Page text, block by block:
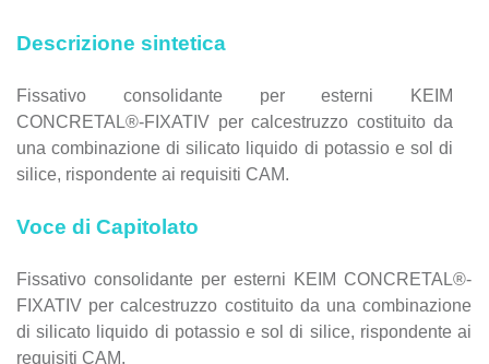
Descrizione sintetica
Fissativo consolidante per esterni KEIM
CONCRETAL®-FIXATIV per calcestruzzo costituito da
una combinazione di silicato liquido di potassio e sol di
silice, rispondente ai requisiti CAM.
Voce di Capitolato
Fissativo consolidante per esterni KEIM CONCRETAL®-
FIXATIV per calcestruzzo costituito da una combinazione
di silicato liquido di potassio e sol di silice, rispondente ai
requisiti CAM.